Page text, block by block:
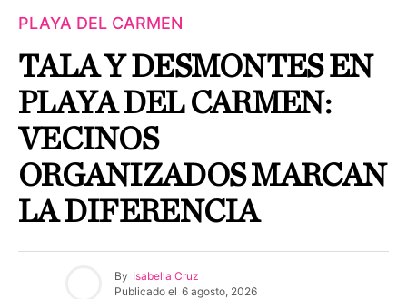
PLAYA DEL CARMEN
TALA Y DESMONTES EN
PLAYA DEL CARMEN:
VECINOS
ORGANIZADOS MARCAN
LA DIFERENCIA
By Isabella Cruz
Publicado el 6 agosto, 2026